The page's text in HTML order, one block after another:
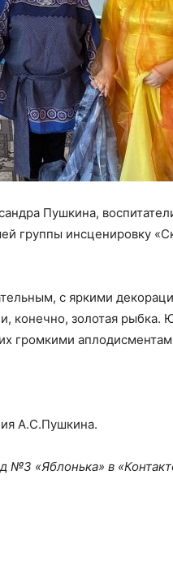
Пушкина,
группы инсценировку
с яркими
конечно, золотая рыбка.
громкими
А.С.Пушкина.
№3 «Яблонька» в